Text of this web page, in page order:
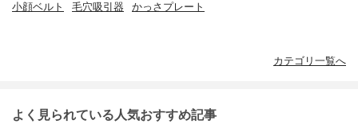
小顔ベルト 毛穴吸引器 かっさプレート
カテゴリ一覧へ
よく見られている人気おすすめ記事